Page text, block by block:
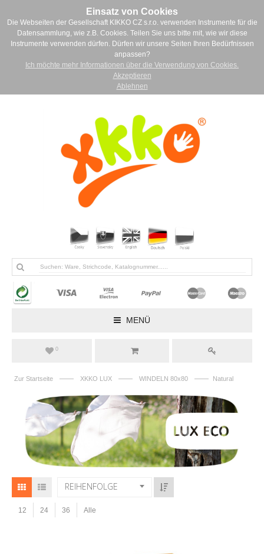
Einsatz von Cookies
Die Webseiten der Gesellschaft KIKKO CZ s.r.o. verwenden Instrumente für die
Datensammlung, wie z.B. Cookies. Teilen Sie uns bitte mit, wie wir diese
Instrumente verwenden dürfen. Dürfen wir unsere Seiten Ihren Bedürfnissen
anpassen?
Ich möchte mehr Informationen über die Verwendung von Cookies.
Akzeptieren
Ablehnen
MENÜ
0
Zur Startseite —— XKKO LUX —— WINDELN 80x80 —— Natural
REIHENFOLGE
12 24 36 Alle